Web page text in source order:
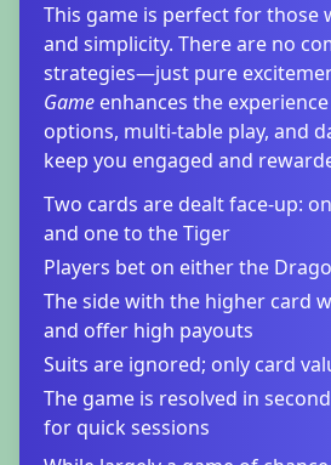
This game is perfect for those
and simplicity. There are no
strategies—just pure
Game enhances the
options, multi-table play, and
keep you engaged and
Two cards are dealt face-up:
and one to the Tiger
Players bet on either the
The side with the higher card
and offer high payouts
Suits are ignored; only card
The game is resolved in
for quick sessions